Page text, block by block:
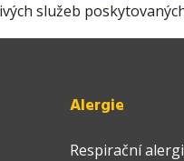
služeb
Alergie
Respirační